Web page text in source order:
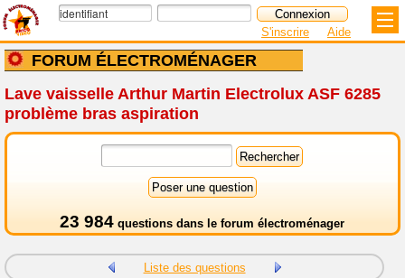
FORUM ÉLECTROMÉNAGER
S'inscrire Aide
Lave vaisselle Arthur Martin Electrolux ASF 6285
problème bras aspiration
23 984 questions dans le forum électroménager
Liste des questions